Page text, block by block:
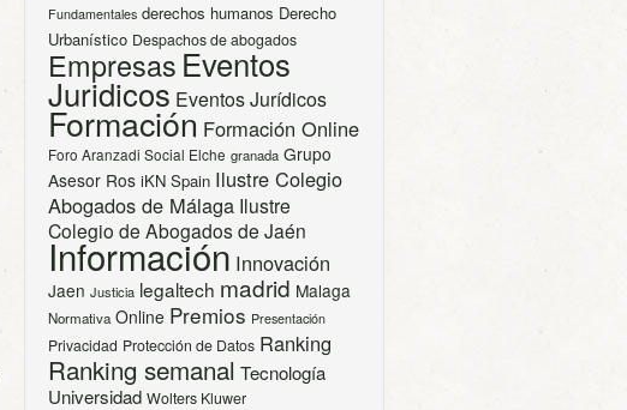
Fundamentales derechos humanos Derecho
Urbanístico Despachos de abogados
Empresas Eventos
Juridicos Eventos Jurídicos
Formación Formación Online
Foro Aranzadi Social Elche granada Grupo
Asesor Ros iKN Spain Ilustre Colegio
Abogados de Málaga Ilustre
Colegio de Abogados de Jaén
Información Innovación
Jaen Justicia legaltech madrid Malaga
Normativa Online Premios Presentación
Privacidad Protección de Datos Ranking
Ranking semanal Tecnología
Universidad Wolters Kluwer